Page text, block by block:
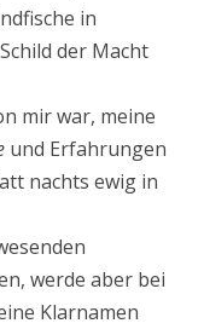
in
der Macht
mir war, meine
und Erfahrungen
nachts ewig in
werde aber bei
Klarnamen